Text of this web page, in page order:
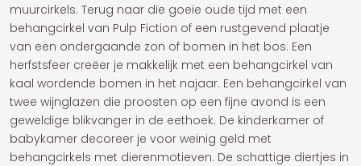
muurcirkels. Terug naar die goeie oude tijd met een
behangcirkel van Pulp Fiction of een rustgevend plaatje
van een ondergaande zon of bomen in het bos. Een
herfstsfeer creëer je makkelijk met een behangcirkel van
kaal wordende bomen in het najaar. Een behangcirkel van
twee wijnglazen die proosten op een fijne avond is een
geweldige blikvanger in de eethoek. De kinderkamer of
babykamer decoreer je voor weinig geld met
behangcirkels met dierenmotieven. De schattige diertjes in